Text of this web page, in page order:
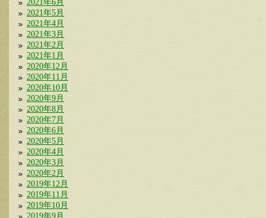
2021年6月
2021年5月
2021年4月
2021年3月
2021年2月
2021年1月
2020年12月
2020年11月
2020年10月
2020年9月
2020年8月
2020年7月
2020年6月
2020年5月
2020年4月
2020年3月
2020年2月
2019年12月
2019年11月
2019年10月
2019年9月